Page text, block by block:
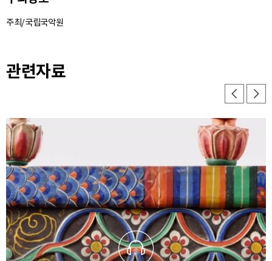
주최/국립국악원
관련자료